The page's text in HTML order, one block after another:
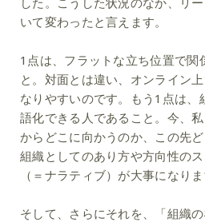
いて変わったと言えます。
1点は、フラットな立ち位置で関
と。対面とは違い、オンライン
なりやすいのです。もう1点は、
語化できる人であること。今、
からどこに向かうのか、この先
組織としてのあり方や方向性の
（＝ナラティブ）が大事になりま
そして、さらにそれを、「組織